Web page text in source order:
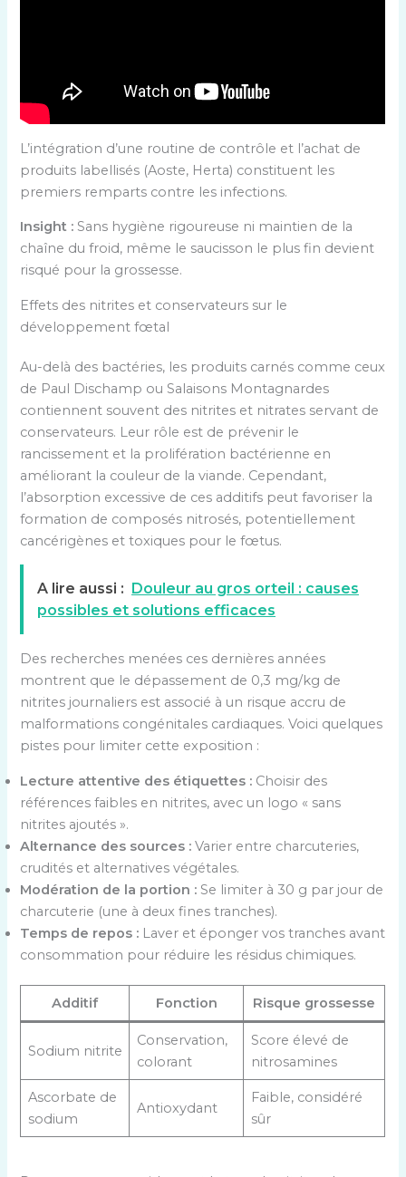
L’intégration d’une routine de contrôle et l’achat de
produits labellisés (Aoste, Herta) constituent les
premiers remparts contre les infections.
Insight : Sans hygiène rigoureuse ni maintien de la
chaîne du froid, même le saucisson le plus fin devient
risqué pour la grossesse.
Effets des nitrites et conservateurs sur le
développement fœtal
Au-delà des bactéries, les produits carnés comme ceux
de Paul Dischamp ou Salaisons Montagnardes
contiennent souvent des nitrites et nitrates servant de
conservateurs. Leur rôle est de prévenir le
rancissement et la prolifération bactérienne en
améliorant la couleur de la viande. Cependant,
l’absorption excessive de ces additifs peut favoriser la
formation de composés nitrosés, potentiellement
cancérigènes et toxiques pour le fœtus.
A lire aussi : Douleur au gros orteil : causes
possibles et solutions efficaces
Des recherches menées ces dernières années
montrent que le dépassement de 0,3 mg/kg de
nitrites journaliers est associé à un risque accru de
malformations congénitales cardiaques. Voici quelques
pistes pour limiter cette exposition :
Lecture attentive des étiquettes : Choisir des
références faibles en nitrites, avec un logo « sans
nitrites ajoutés ».
Alternance des sources : Varier entre charcuteries,
crudités et alternatives végétales.
Modération de la portion : Se limiter à 30 g par jour de
charcuterie (une à deux fines tranches).
Temps de repos : Laver et éponger vos tranches avant
consommation pour réduire les résidus chimiques.
Additif Fonction Risque grossesse
Sodium nitrite
Conservation,
colorant
Score élevé de
nitrosamines
Ascorbate de
sodium
Antioxydant
Faible, considéré
sûr